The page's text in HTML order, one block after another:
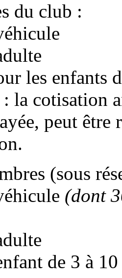
du club :
les enfants
la cotisation
peut être
(sous
(dont
de 3 à 10